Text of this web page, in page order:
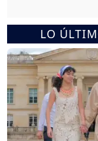
LO